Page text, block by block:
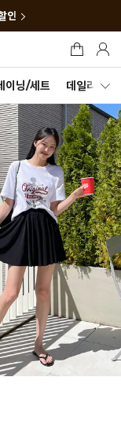
인
이닝/세트 데일리세트